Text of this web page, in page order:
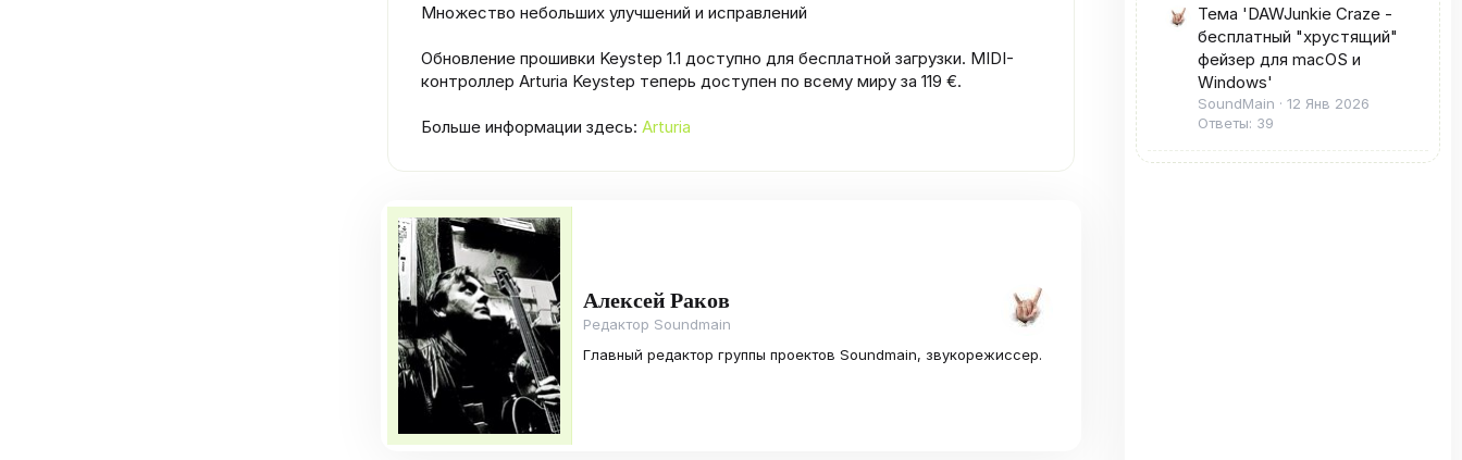
Множество небольших улучшений и исправлений
Обновление прошивки Keystep 1.1 доступно для бесплатной загрузки. MIDI-
контроллер Arturia Keystep теперь доступен по всему миру за 119 €.
Больше информации здесь: Arturia
Алексей Раков
Редактор Soundmain
Главный редактор группы проектов Soundmain, звукорежиссер.
Тема 'DAWJunkie Craze -
бесплатный "хрустящий"
фейзер для macOS и
Windows'
SoundMain
12 Янв 2026
Ответы: 39